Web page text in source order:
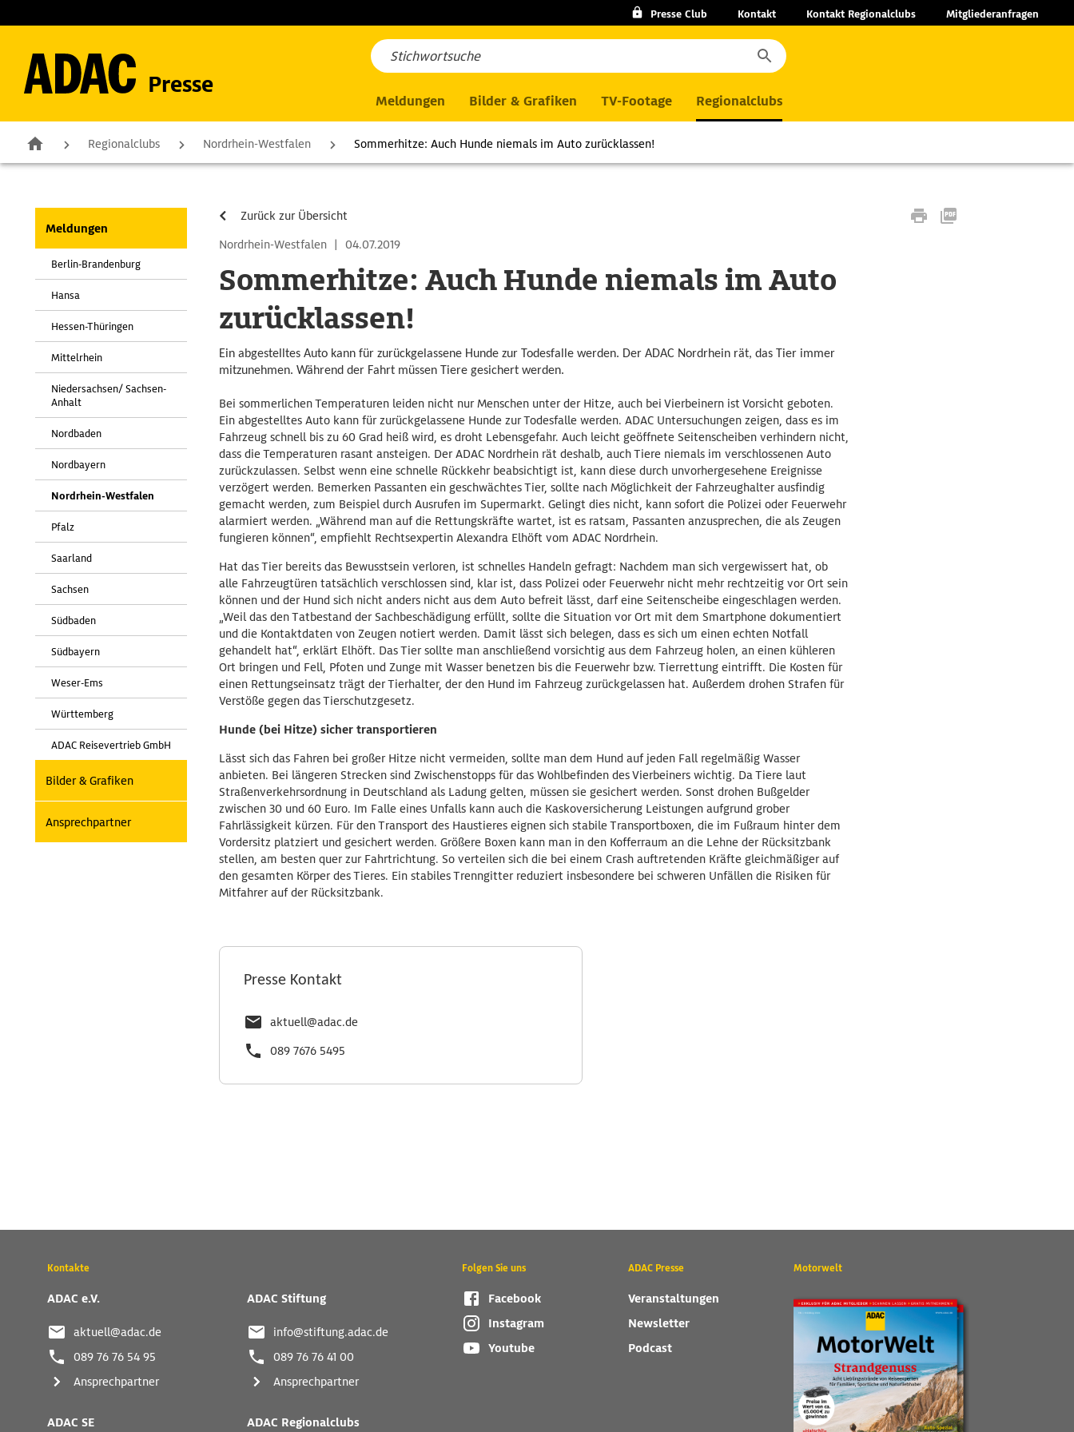
Presse Club Kontakt Kontakt Regionalclubs Mitgliederanfragen
Presse
Meldungen Bilder & Grafiken TV-Footage Regionalclubs
Regionalclubs Nordrhein-Westfalen Sommerhitze: Auch Hunde niemals im Auto zurücklassen!
Meldungen
Berlin-Brandenburg
Hansa
Hessen-Thüringen
Mittelrhein
Niedersachsen/ Sachsen-
Anhalt
Nordbaden
Nordbayern
Nordrhein-Westfalen
Pfalz
Saarland
Sachsen
Südbaden
Südbayern
Weser-Ems
Württemberg
ADAC Reisevertrieb GmbH
Bilder & Grafiken
Ansprechpartner
Zurück zur Übersicht
Nordrhein-Westfalen | 04.07.2019
Sommerhitze: Auch Hunde niemals im Auto
zurücklassen!
Ein abgestelltes Auto kann für zurückgelassene Hunde zur Todesfalle werden. Der ADAC Nordrhein rät, das Tier immer
mitzunehmen. Während der Fahrt müssen Tiere gesichert werden.
Bei sommerlichen Temperaturen leiden nicht nur Menschen unter der Hitze, auch bei Vierbeinern ist Vorsicht geboten.
Ein abgestelltes Auto kann für zurückgelassene Hunde zur Todesfalle werden. ADAC Untersuchungen zeigen, dass es im
Fahrzeug schnell bis zu 60 Grad heiß wird, es droht Lebensgefahr. Auch leicht geöffnete Seitenscheiben verhindern nicht,
dass die Temperaturen rasant ansteigen. Der ADAC Nordrhein rät deshalb, auch Tiere niemals im verschlossenen Auto
zurückzulassen. Selbst wenn eine schnelle Rückkehr beabsichtigt ist, kann diese durch unvorhergesehene Ereignisse
verzögert werden. Bemerken Passanten ein geschwächtes Tier, sollte nach Möglichkeit der Fahrzeughalter ausfindig
gemacht werden, zum Beispiel durch Ausrufen im Supermarkt. Gelingt dies nicht, kann sofort die Polizei oder Feuerwehr
alarmiert werden. „Während man auf die Rettungskräfte wartet, ist es ratsam, Passanten anzusprechen, die als Zeugen
fungieren können“, empfiehlt Rechtsexpertin Alexandra Elhöft vom ADAC Nordrhein.
Hat das Tier bereits das Bewusstsein verloren, ist schnelles Handeln gefragt: Nachdem man sich vergewissert hat, ob
alle Fahrzeugtüren tatsächlich verschlossen sind, klar ist, dass Polizei oder Feuerwehr nicht mehr rechtzeitig vor Ort sein
können und der Hund sich nicht anders nicht aus dem Auto befreit lässt, darf eine Seitenscheibe eingeschlagen werden.
„Weil das den Tatbestand der Sachbeschädigung erfüllt, sollte die Situation vor Ort mit dem Smartphone dokumentiert
und die Kontaktdaten von Zeugen notiert werden. Damit lässt sich belegen, dass es sich um einen echten Notfall
gehandelt hat“, erklärt Elhöft. Das Tier sollte man anschließend vorsichtig aus dem Fahrzeug holen, an einen kühleren
Ort bringen und Fell, Pfoten und Zunge mit Wasser benetzen bis die Feuerwehr bzw. Tierrettung eintrifft. Die Kosten für
einen Rettungseinsatz trägt der Tierhalter, der den Hund im Fahrzeug zurückgelassen hat. Außerdem drohen Strafen für
Verstöße gegen das Tierschutzgesetz.
Hunde (bei Hitze) sicher transportieren
Lässt sich das Fahren bei großer Hitze nicht vermeiden, sollte man dem Hund auf jeden Fall regelmäßig Wasser
anbieten. Bei längeren Strecken sind Zwischenstopps für das Wohlbefinden des Vierbeiners wichtig. Da Tiere laut
Straßenverkehrsordnung in Deutschland als Ladung gelten, müssen sie gesichert werden. Sonst drohen Bußgelder
zwischen 30 und 60 Euro. Im Falle eines Unfalls kann auch die Kaskoversicherung Leistungen aufgrund grober
Fahrlässigkeit kürzen. Für den Transport des Haustieres eignen sich stabile Transportboxen, die im Fußraum hinter dem
Vordersitz platziert und gesichert werden. Größere Boxen kann man in den Kofferraum an die Lehne der Rücksitzbank
stellen, am besten quer zur Fahrtrichtung. So verteilen sich die bei einem Crash auftretenden Kräfte gleichmäßiger auf
den gesamten Körper des Tieres. Ein stabiles Trenngitter reduziert insbesondere bei schweren Unfällen die Risiken für
Mitfahrer auf der Rücksitzbank.
Presse Kontakt
aktuell@adac.de
089 7676 5495
Wichtige
und
Links
Kontakte
ADAC e.V.
aktuell@adac.de
089 76 76 54 95
Ansprechpartner
ADAC Stiftung
info@stiftung.adac.de
089 76 76 41 00
Ansprechpartner
ADAC SE ADAC Regionalclubs
Folgen Sie uns
Facebook
Instagram
Youtube
ADAC Presse
Veranstaltungen
Newsletter
Podcast
Motorwelt